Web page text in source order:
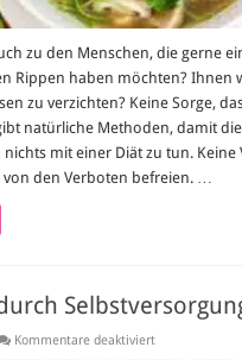
zu den Menschen, die gerne
Rippen haben möchten? Ihnen
zu verzichten? Keine Sorge,
natürliche Methoden, damit
mit einer Diät zu tun. Keine
von den Verboten befreien. …
Kommentare deaktiviertfür